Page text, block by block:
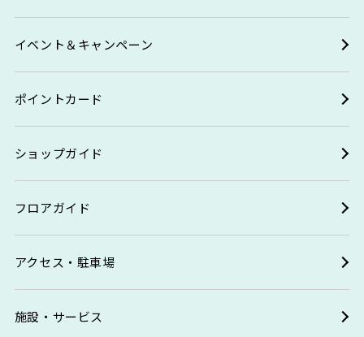
イベント＆キャンペーン
ポイントカード
ショップガイド
フロアガイド
アクセス・駐車場
施設・サービス